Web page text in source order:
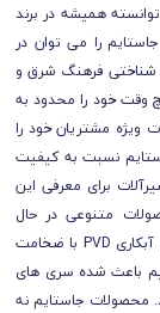
همیشه در برند
را می توان در
شناختی فرهنگ شرق و
وقت خود را محدود به
ویژه مشتریان خود را
نسبت به کیفیت
برای معرفی این
متنوعی در حال
فعالیت و عرضه محصولات می باشند. در شیرآلات جاستایم آبکاری PVD با ضخامت
باعث شده سری های
محصولات جاستایم نه